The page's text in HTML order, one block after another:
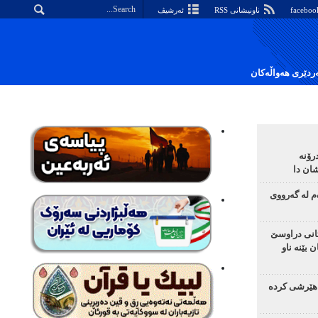
ناونیشانی RSS ئەرشیڤ
هەواڵەکان
دا
لە گەرووی
دراوسێ
بێنە ناو
کردە